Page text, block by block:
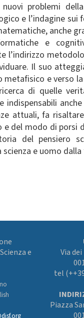
problemi
e l’indagine sui
anche
e
l’indirizzo
Il suo
metafisico e verso
di quelle
indispensabili
attuali, fa
e del modo di porsi
del pensiero
e uomo
e
Via
tel
Piazza